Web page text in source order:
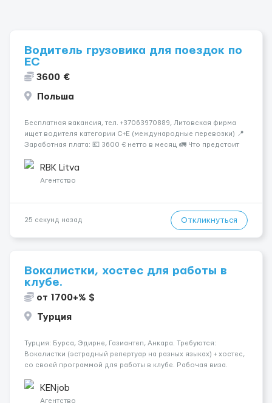
Водитель грузовика для поездок по
ЕС
3600 €
Польша
Бесплатная вакансия, тел. +37063970889, Литовская фирма
ищет водителя категории C+E (международные перевозки) 📍
Заработная плата: 💶 3600 € нетто в месяц 🚛 Что предстоит
рефрижераторах. В среднем 400–500 км в день. Погрузки и
разгрузки...
RBK Litva
Агентство
25 секунд назад Откликнуться
Вокалистки, хостес для работы в
клубе.
от 1700+% $
Турция
Турция: Бурса, Эдирне, Газиантеп, Анкара. Требуются:
Вокалистки (эстрадный репертуар на разных языках) + хостеc,
со своей программой для работы в клубе. Рабочая виза.
одного до трех месяцев. Мед. страховка. Высокая зарплат...
KENjob
Агентство